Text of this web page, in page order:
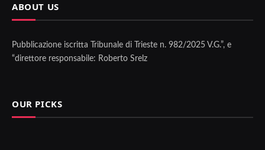
ABOUT US
Pubblicazione iscritta Tribunale di Trieste n. 982/2025 V.G.”, e
“direttore responsabile: Roberto Srelz
OUR PICKS